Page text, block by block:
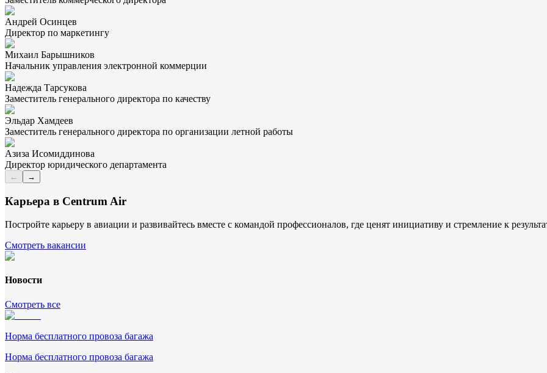
Андрей Осинцев
Директор по маркетингу
Михаил Барышников
Начальник управления электронной коммерции
Надежда Тарсукова
Заместитель генерального директора по качеству
Эльдар Хамдеев
Заместитель генерального директора по организации летной работы
Азиза Исомиддинова
Директор юридического департамента
← →
Карьера в Centrum Air
Постройте карьеру в авиации и развивайтесь вместе с командой профессионалов, где ценят инициативу и стремление к
Смотреть вакансии
Новости
Смотреть все
Норма бесплатного провоза багажа
Норма бесплатного провоза багажа